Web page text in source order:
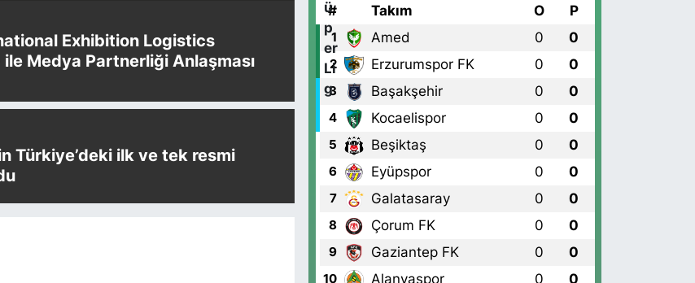
Exhibition Logistics
Medya Partnerliği Anlaşması
Türkiye’deki ilk ve tek resmi
# Takım O P
1 Amed 0 0
2 Erzurumspor FK 0 0
3 Başakşehir 0 0
4 Kocaelispor 0 0
5 Beşiktaş 0 0
6 Eyüpspor 0 0
7 Galatasaray 0 0
8 Çorum FK 0 0
9 Gaziantep FK 0 0
10 Alanyaspor 0 0